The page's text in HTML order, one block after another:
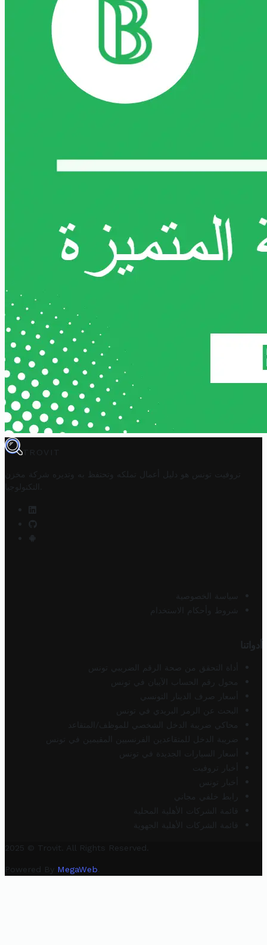
TROVIT
تروفيت تونس هو دليل أعمال تملكه وتحتفظ به وتديره
شركة مخزن
التكنولوجيا
سياسة الخصوصية
شروط وأحكام الاستخدام
أدواتنا
أداة التحقق من صحة الرقم الضريبي تونس
محول رقم الحساب الآيبان في تونس
أسعار صرف الدينار التونسي
البحث عن الرمز البريدي في تونس
محاكي ضريبة الدخل الشخصي للموظف/المتقاعد
ضريبة الدخل للمتقاعدين الفرنسيين المقيمين في تونس
أسعار السيارات الجديدة في تونس
أخبار تروفيت
أخبار تونس
رابط خلفي مجاني
قائمة الشركات الأهلية المحلية
قائمة الشركات الأهلية الجهوية
2025 © Trovit. All Rights Reserved.
Powered By MegaWeb